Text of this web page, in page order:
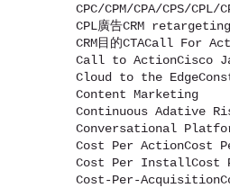
CPC/CPM/CPA/CPS/CPL/
CPL廣告CRM retargeting
CRM目的CTACall For
Call to ActionCisco
Cloud to the Edge
Content Marketing
Continuous Adative
Conversational
Cost Per ActionCost
Cost Per InstallCost
Cost-Per-Acquisition